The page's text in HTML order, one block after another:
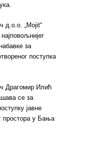
д.о.о. „Mojit“
за
поступка
Драгомир Илић
се за
јавне
простора у Бања